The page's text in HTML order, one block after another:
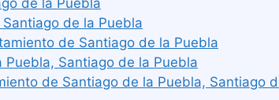
de la Puebla
de Santiago de la Puebla
Santiago de la Puebla
de Santiago de la Puebla, Santiago